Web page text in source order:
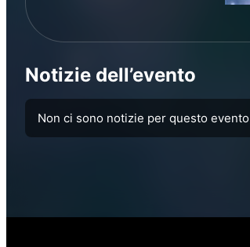
Notizie dell’evento
Non ci sono notizie per questo evento